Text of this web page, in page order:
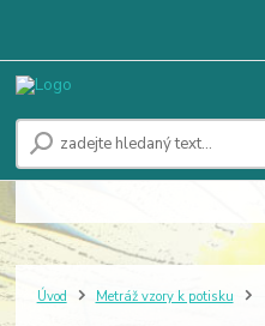
Úvod Metráž vzory k potisku